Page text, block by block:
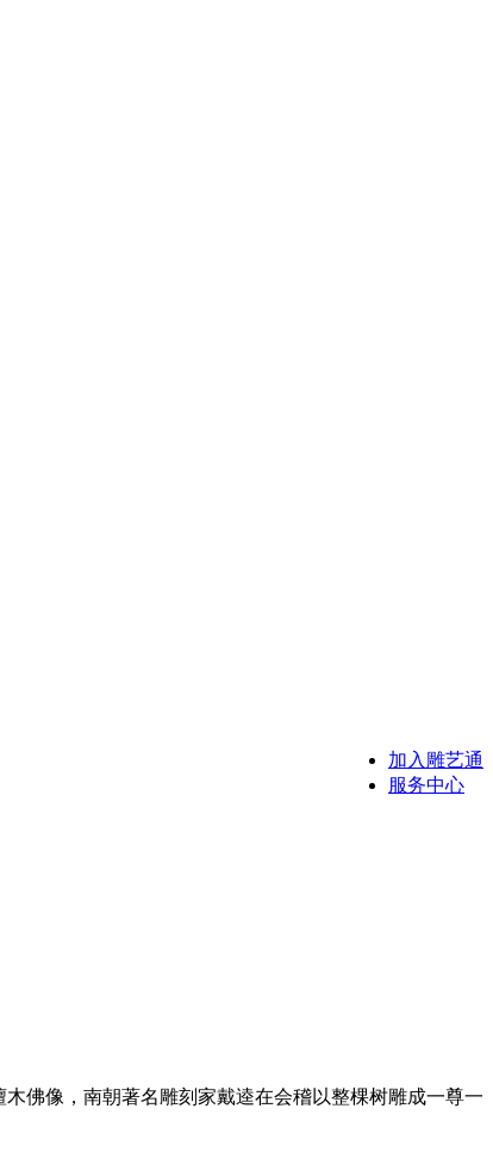
加入雕艺通
服务中心
佛像，南朝著名雕刻家戴逵在会稽以整棵树雕成一尊一